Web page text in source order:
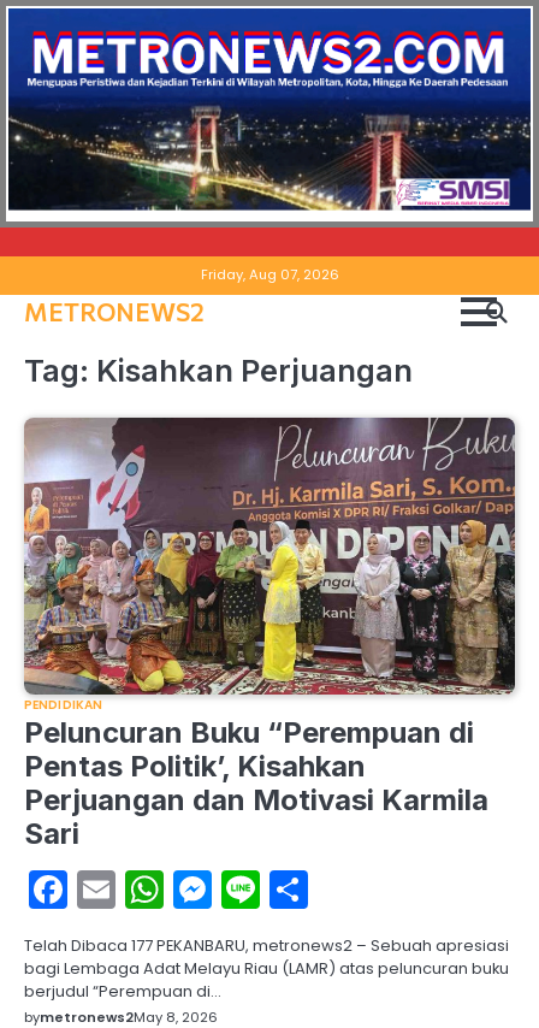
to
content
Friday, Aug 07, 2026
METRONEWS2
Tag: Kisahkan Perjuangan
PENDIDIKAN
Peluncuran Buku “Perempuan di
Pentas Politik’, Kisahkan
Perjuangan dan Motivasi Karmila
Sari
Facebook
EmailWhatsApp
Messenger
Line
Telah Dibaca 177 PEKANBARU, metronews2 – Sebuah apresiasi
bagi Lembaga Adat Melayu Riau (LAMR) atas peluncuran buku
berjudul “Perempuan di…
bymetronews2May 8, 2026